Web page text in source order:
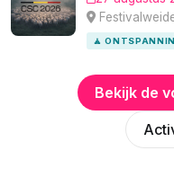
🧘
Bekijk de